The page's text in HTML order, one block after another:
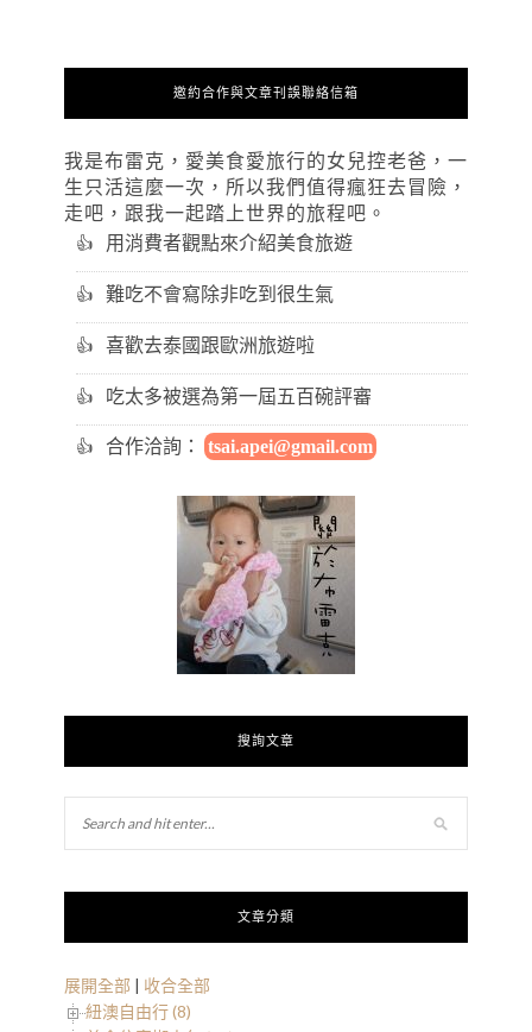
邀約合作與文章刊誤聯絡信箱
我是布雷克，愛美食愛旅行的女兒控老爸，一
生只活這麼一次，所以我們值得瘋狂去冒險，
走吧，跟我一起踏上世界的旅程吧。
用消費者觀點來介紹美食旅遊
難吃不會寫除非吃到很生氣
喜歡去泰國跟歐洲旅遊啦
吃太多被選為第一屆五百碗評審
合作洽詢： tsai.apei@gmail.com
搜詢文章
文章分類
展開全部 | 收合全部
紐澳自由行 (8)